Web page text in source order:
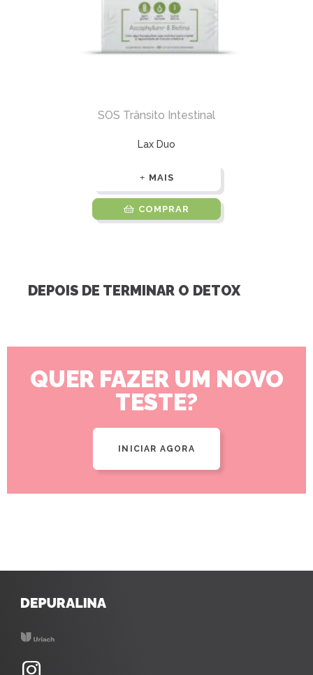
SOS Trânsito Intestinal
Lax Duo
MAIS
COMPRAR
DEPOIS DE TERMINAR O DETOX
QUER FAZER UM NOVO
TESTE?
INICIAR AGORA